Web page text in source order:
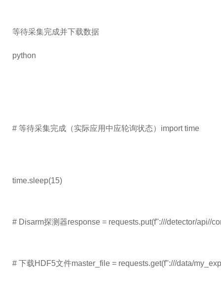
等待采集完成并下载数据
python
# 等待采集完成（实际应用中应轮询状态）import time
time.sleep(15)
# Disarm探测器response = requests.put(f":///detector/api//
# 下载HDF5文件master_file = requests.get(f":///data/